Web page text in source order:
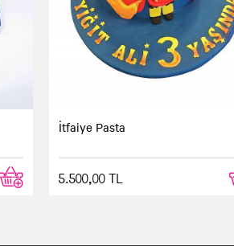
İtfaiye Pasta
5.500,00 TL